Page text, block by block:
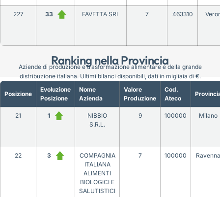
Ranking nella Provincia
227 33 FAVETTA SRL 7 463310
Posizione
Evoluzione
Posizione
Nome
Azienda
Valore
Produzione
Cod.
Ateco
21 1
NIBBIO
S.R.L.
9 100000 Milano
22 3
COMPAGNIA
ITALIANA
ALIMENTI
BIOLOGICI E
SALUTISTICI
7 100000 Ravenna
Aziende di produzione e trasformazione alimentare e della grande
distribuzione italiana. Ultimi bilanci disponibili, dati in migliaia di €.